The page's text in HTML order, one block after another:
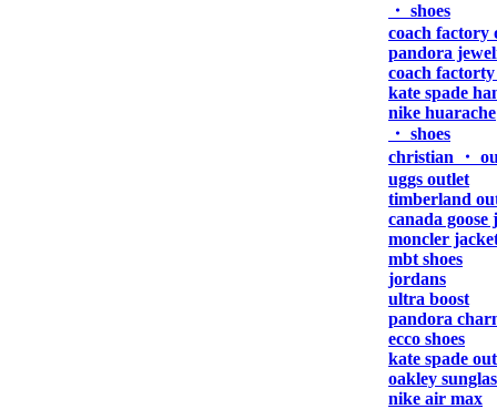
・ shoes
coach factory
pandora
coach
kate spade
nike huarache
・ shoes
christian ・
uggs outlet
timberland
canada goose
moncler
mbt shoes
jordans
ultra boost
pandora
ecco shoes
kate spade
oakley
nike air max